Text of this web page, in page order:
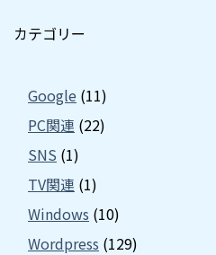
カテゴリー
Google (11)
PC関連 (22)
SNS (1)
TV関連 (1)
Windows (10)
Wordpress (129)